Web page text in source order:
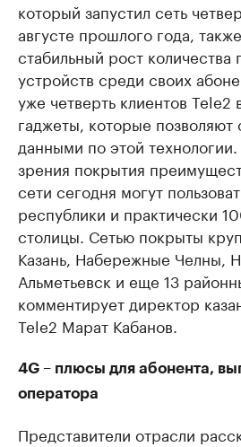
который запустил сеть
августе прошлого года,
стабильный рост
устройств среди своих
уже четверть клиентов Tele2
гаджеты, которые позволяют
данными по этой
зрения покрытия
сети сегодня могут
республики и практически
столицы. Сетью покрыты
Казань, Набережные Челны,
Альметьевск и еще 13
комментирует директор
Tele2 Марат Кабанов.
4G – плюсы для абонента,
оператора
Представители отрасли